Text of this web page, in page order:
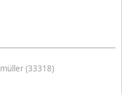
(33318)